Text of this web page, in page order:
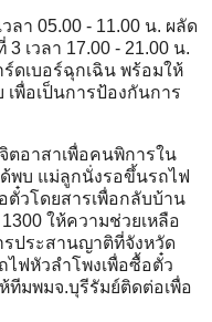
ลา 05.00 - 11.00 น. ผลัด
3 เวลา 17.00 - 21.00 น.
ดเบอร์ฉุกเฉิน พร้อมให้
พื่อเป็นการป้องกันการ
ตอาสาเพื่อคนพิการใน
ด้พบ แม่ลูกนั่งรอขึ้นรถไฟ
ตั๋วโดยสารเพื่อกลับบ้าน
ให้ความช่วยเหลือ
ประสานญาติที่จังหวัด
ฟหัวลำโพงเพื่อซื้อตั๋ว
ทีมพมจ.บุรีรัมย์ติดต่อเพื่อ